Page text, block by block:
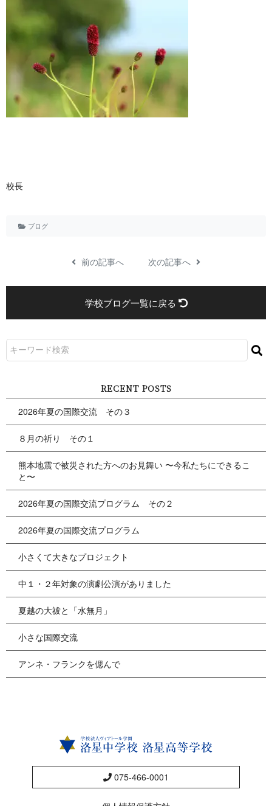
校長
ブログ
前の記事へ 次の記事へ
学校ブログ一覧に戻る
RECENT POSTS
2026年夏の国際交流 その３
８月の祈り その１
熊本地震で被災された方へのお見舞い 〜今私たちにできるこ
と〜
2026年夏の国際交流プログラム その２
2026年夏の国際交流プログラム
小さくて大きなプロジェクト
中１・２年対象の演劇公演がありました
夏越の大祓と「水無月」
小さな国際交流
アンネ・フランクを偲んで
075-466-0001